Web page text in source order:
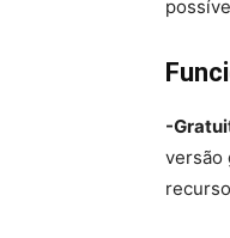
-
versão